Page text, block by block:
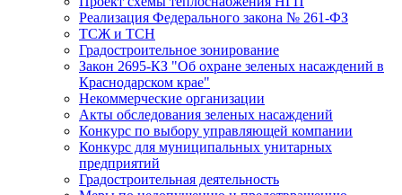
Реализация Федерального закона № 261-ФЗ
ТСЖ и ТСН
Градостроительное зонирование
Закон 2695-КЗ "Об охране зеленых насаждений в
Краснодарском крае"
Некоммерческие организации
Акты обследования зеленых насаждений
Конкурс по выбору управляющей компании
Конкурс для муниципальных унитарных
предприятий
Градостроительная деятельность